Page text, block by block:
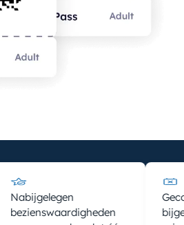
Nabijgelegen
bezienswaardigheden